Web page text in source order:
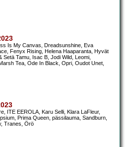
Is My Canvas, Dreadsunshine, Eva
Fenyx Rising, Helena Haaparanta, Hyvät
Setä Tamu, Isac B, Jodi Wild, Leomi,
Tea, Ode In Black, Opri, Oudot Unet,
ITE EEROLA, Karu Selli, Klara LaFleur,
Prima Queen, pässilauma, Sandburn,
Tranes, Örö